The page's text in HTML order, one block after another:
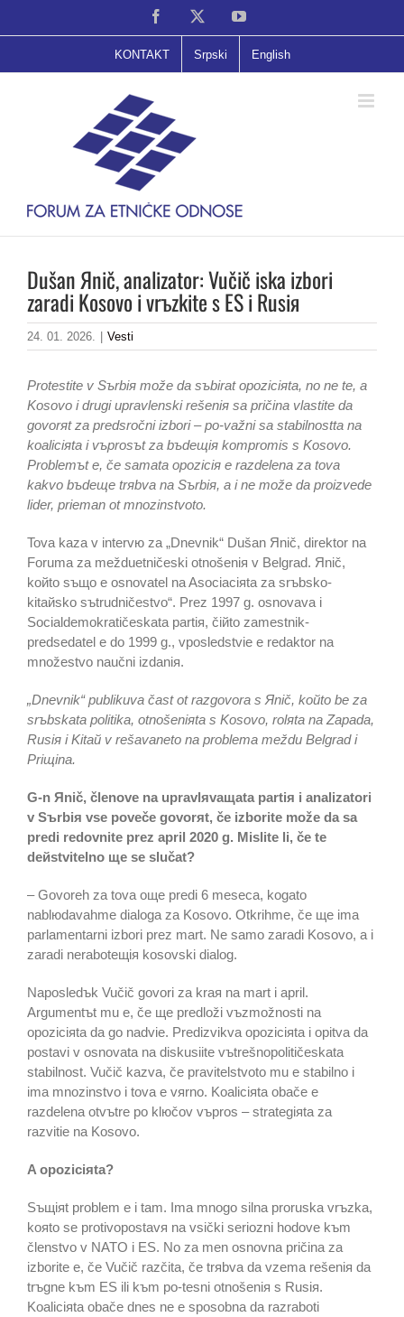
Facebook YouTube
KONTAKT Srpski English
Dušan Яnič, analizator: Vučič iska izbori
zaradi Kosovo i vrъzkite s ES i Rusiя
24. 01. 2026. Vesti
Protestite v Sъrbiя može da sъbirat opoziciяta, no ne te, a
Kosovo i drugi upravlenski rešeniя sa pričina vlastite da
govorяt za predsročni izbori – po-važni sa stabilnostta na
koaliciяta i vъprosъt za bъdeщiя kompromis s Kosovo.
Problemъt e, če samata opoziciя e razdelena za tova
kakvo bъdeщe trяbva na Sъrbiя, a i ne može da proizvede
lider, prieman ot mnozinstvoto.
Tova kaza v intervю za „Dnevnik“ Dušan Яnič, direktor na
Foruma za mežduetničeski otnošeniя v Belgrad. Яnič,
koйto sъщo e osnovatel na Asociaciяta za srъbsko-
kitaйsko sъtrudničestvo“. Prez 1997 g. osnovava i
Socialdemokratičeskata partiя, čiйto zamestnik-
predsedatel e do 1999 g., vposledstvie e redaktor na
množestvo naučni izdaniя.
„Dnevnik“ publikuva čast ot razgovora s Яnič, koйto be za
srъbskata politika, otnošeniяta s Kosovo, rolяta na Zapada,
Rusiя i Kitaй v rešavaneto na problema meždu Belgrad i
Priщina.
G-n Яnič, členove na upravlяvaщata partiя i analizatori
v Sъrbiя vse poveče govorяt, če izborite može da sa
predi redovnite prez april 2020 g. Mislite li, če te
deйstvitelno щe se slučat?
– Govoreh za tova oщe predi 6 meseca, kogato
nablюdavahme dialoga za Kosovo. Otkrihme, če щe ima
parlamentarni izbori prez mart. Ne samo zaradi Kosovo, a i
zaradi neraboteщiя kosovski dialog.
Naposledъk Vučič govori za kraя na mart i april.
Argumentъt mu e, če щe predloži vъzmožnosti na
opoziciяta da go nadvie. Predizvikva opoziciяta i opitva da
postavi v osnovata na diskusiite vъtrešnopolitičeskata
stabilnost. Vučič kazva, če pravitelstvoto mu e stabilno i
ima mnozinstvo i tova e vяrno. Koaliciяta obače e
razdelena otvъtre po klюčov vъpros – strategiяta za
razvitie na Kosovo.
A opoziciяta?
Sъщiяt problem e i tam. Ima mnogo silna proruska vrъzka,
koяto se protivopostavя na vsički seriozni hodove kъm
členstvo v NATO i ES. No za men osnovna pričina za
izborite e, če Vučič razčita, če trяbva da vzema rešeniя da
trъgne kъm ES ili kъm po-tesni otnošeniя s Rusiя.
Koaliciяta obače dnes ne e sposobna da razraboti